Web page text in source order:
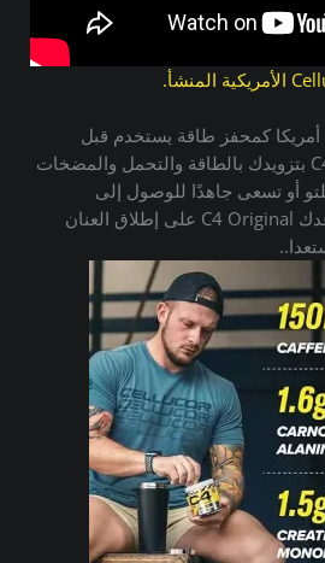
أمريكا كمحفز طاقة يستخدم قبل
التمرين ،يقوم C4 Original بتزويدك بالطاقة والتحمل والمضخات
أو تسعى جاهدًا للوصول إلى
المستوى التالي ، سيساعدك C4 Original على إطلاق العنان